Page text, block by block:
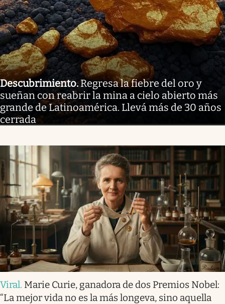
Descubrimiento.Regresa la fiebre del oro y
sueñan con reabrir la mina a cielo abierto más
grande de Latinoamérica. Llevá más de 30 años
cerrada
Viral. Marie Curie, ganadora de dos Premios Nobel:
“La mejor vida no es la más longeva, sino aquella